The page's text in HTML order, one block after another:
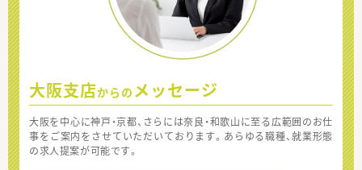
大阪支店からの メッセージ
大阪を中心に神戸・京都、さらには奈良・和歌山に至る広範囲のお仕
事をご案内をさせていただいております。あらゆる職種、就業形態
の求人提案が可能です。